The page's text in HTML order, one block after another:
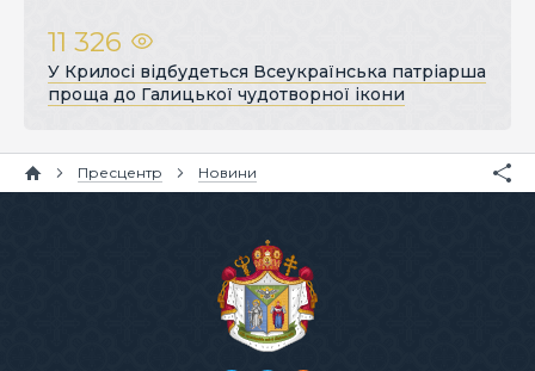
11 326
У Крилосі відбудеться Всеукраїнська патріарша
проща до Галицької чудотворної ікони
Пресцентр Новини